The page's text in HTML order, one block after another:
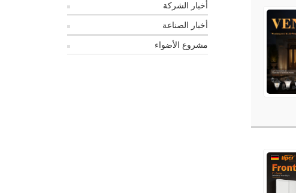
أخبار الشركة
أخبار الصناعة
مشروع الأضواء